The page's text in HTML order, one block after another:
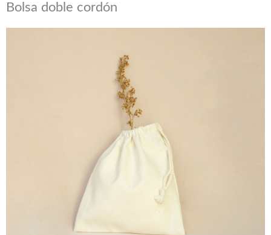
Bolsa doble cordón